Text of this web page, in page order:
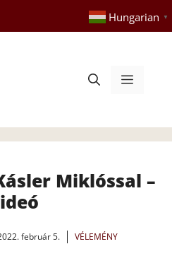
Hungarian ▼
Menü
Miklóssal –
február 5. VÉLEMÉNY